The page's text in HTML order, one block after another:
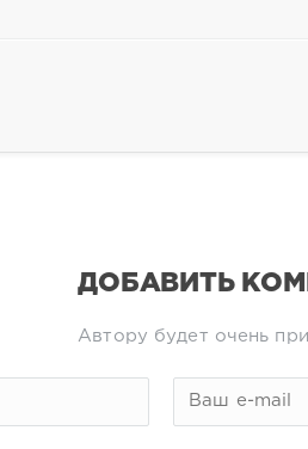
ДОБАВИТЬ
Автору будет очень